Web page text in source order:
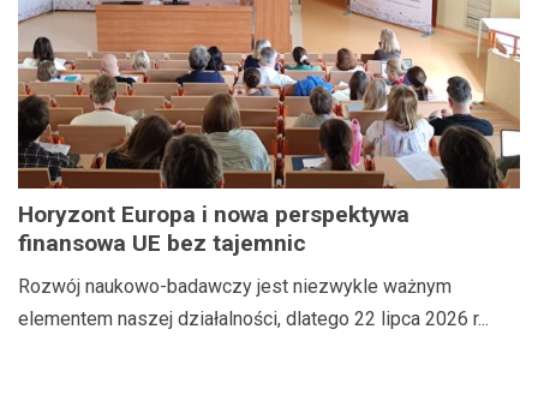
Horyzont Europa i nowa perspektywa
finansowa UE bez tajemnic
Rozwój naukowo-badawczy jest niezwykle ważnym
elementem naszej działalności, dlatego 22 lipca 2026 r...